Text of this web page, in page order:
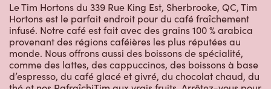
Le Tim Hortons du 339 Rue King Est, Sherbrooke, QC, Tim
Hortons est le parfait endroit pour du café fraîchement
infusé. Notre café est fait avec des grains 100 % arabica
provenant des régions caféières les plus réputées au
monde. Nous offrons aussi des boissons de spécialité,
comme des lattes, des cappuccinos, des boissons à base
d’espresso, du café glacé et givré, du chocolat chaud, du